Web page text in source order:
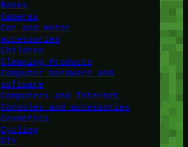
Books
Cameras
Car and motor
accessories
Children
Cleaning Products
Computer hardware and
software
Computers and Internet
Consoles and accessories
Cosmetics
Cycling
DIY